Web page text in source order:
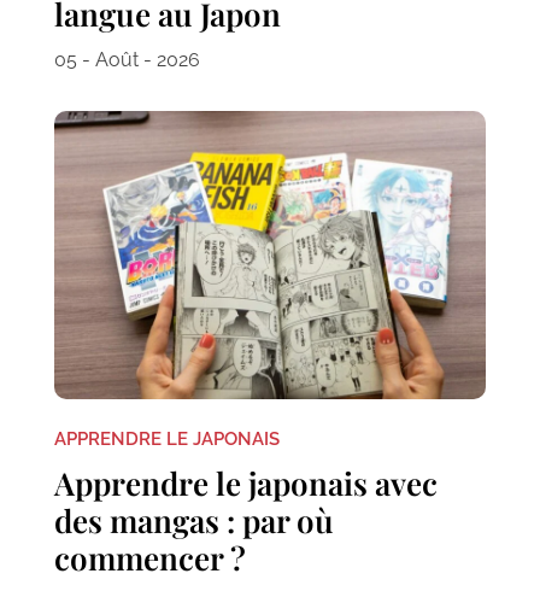
langue au Japon
05 - Août - 2026
APPRENDRE LE JAPONAIS
Apprendre le japonais avec
des mangas : par où
commencer ?